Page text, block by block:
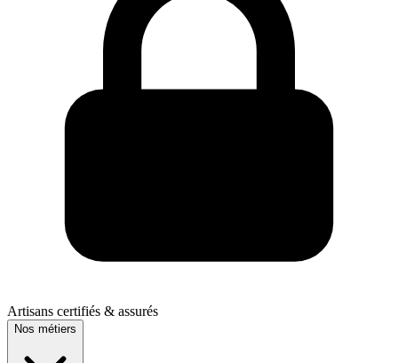
Artisans certifiés & assurés
Nos métiers